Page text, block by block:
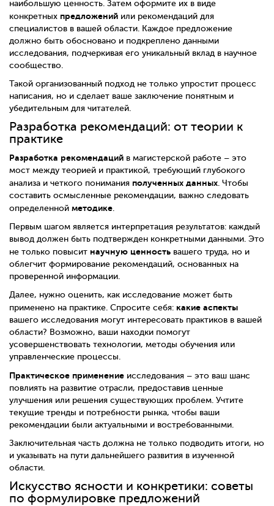
наибольшую ценность. Затем оформите их в виде
конкретных предложений или рекомендаций для
специалистов в вашей области. Каждое предложение
должно быть обосновано и подкреплено данными
исследования, подчеркивая его уникальный вклад в научное
сообщество.
Такой организованный подход не только упростит процесс
написания, но и сделает ваше заключение понятным и
убедительным для читателей.
Разработка рекомендаций: от теории к
практике
Разработка рекомендаций в магистерской работе – это
мост между теорией и практикой, требующий глубокого
анализа и четкого понимания полученных данных . Чтобы
составить осмысленные рекомендации, важно следовать
определенной методике
Первым шагом является интерпретация результатов: каждый
вывод должен быть подтвержден конкретными данными. Это
не только повысит научную ценность вашего труда, но и
облегчит формирование рекомендаций, основанных на
проверенной информации.
Далее, нужно оценить, как исследование может быть
применено на практике. Спросите себя: какие аспекты
вашего исследования могут интересовать практиков в вашей
области? Возможно, ваши находки помогут
усовершенствовать технологии, методы обучения или
управленческие процессы.
Практическое применение исследования – это ваш шанс
повлиять на развитие отрасли, предоставив ценные
улучшения или решения существующих проблем. Учтите
текущие тренды и потребности рынка, чтобы ваши
рекомендации были актуальными и востребованными.
Заключительная часть должна не только подводить итоги, но
и указывать на пути дальнейшего развития в изученной
области.
Искусство ясности и конкретики: советы
по формулировке предложений